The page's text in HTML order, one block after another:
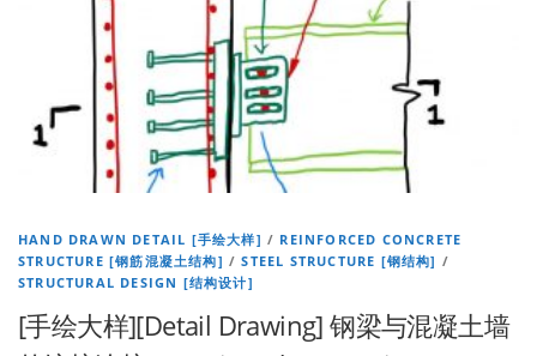
HAND DRAWN DETAIL [手绘大样] / REINFORCED CONCRETE
STRUCTURE [钢筋混凝土结构] /STEEL STRUCTURE [钢结构] /
STRUCTURAL DESIGN [结构设计]
[手绘大样][Detail Drawing] 钢梁与混凝土墙